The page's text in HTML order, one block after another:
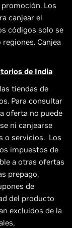
Los
canjear el
códigos solo se
Canjea
de India
tiendas de
Para consultar
oferta no puede
ni canjearse
o servicios. Los
impuestos de
a otras ofertas
prepago,
de
del producto
excluidos de la